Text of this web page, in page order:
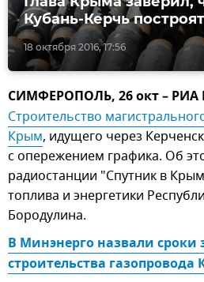
18 октября 2016, 17:56
Кубань-Керчь
СИМФЕРОПОЛЬ, 26 окт – РИА
Строительство
Крым, идущего через
с опережением графика. Об
радиостанции "Спутник в
топлива и энергетики
Бородулина.
В Минэнерго назвали сроки
строительства